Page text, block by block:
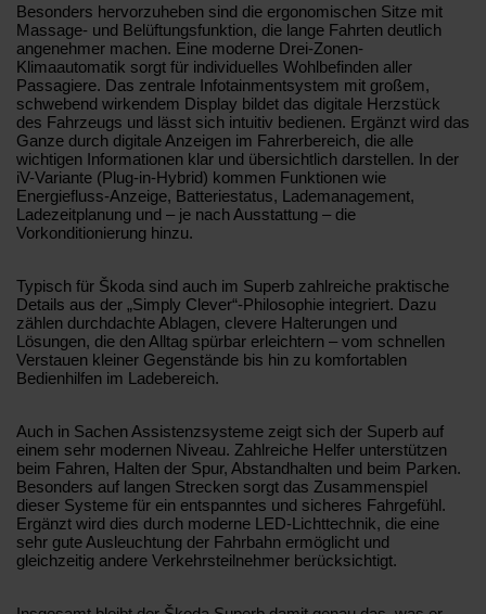
Besonders hervorzuheben sind die ergonomischen Sitze mit
Massage- und Belüftungsfunktion, die lange Fahrten deutlich
angenehmer machen. Eine moderne Drei-Zonen-
Klimaautomatik sorgt für individuelles Wohlbefinden aller
Passagiere. Das zentrale Infotainmentsystem mit großem,
schwebend wirkendem Display bildet das digitale Herzstück
des Fahrzeugs und lässt sich intuitiv bedienen. Ergänzt wird das
Ganze durch digitale Anzeigen im Fahrerbereich, die alle
wichtigen Informationen klar und übersichtlich darstellen. In der
iV-Variante (Plug-in-Hybrid) kommen Funktionen wie
Energiefluss-Anzeige, Batteriestatus, Lademanagement,
Ladezeitplanung und – je nach Ausstattung – die
Vorkonditionierung hinzu.
Typisch für Škoda sind auch im Superb zahlreiche praktische
Details aus der „Simply Clever“-Philosophie integriert. Dazu
zählen durchdachte Ablagen, clevere Halterungen und
Lösungen, die den Alltag spürbar erleichtern – vom schnellen
Verstauen kleiner Gegenstände bis hin zu komfortablen
Bedienhilfen im Ladebereich.
Auch in Sachen Assistenzsysteme zeigt sich der Superb auf
einem sehr modernen Niveau. Zahlreiche Helfer unterstützen
beim Fahren, Halten der Spur, Abstandhalten und beim Parken.
Besonders auf langen Strecken sorgt das Zusammenspiel
dieser Systeme für ein entspanntes und sicheres Fahrgefühl.
Ergänzt wird dies durch moderne LED-Lichttechnik, die eine
sehr gute Ausleuchtung der Fahrbahn ermöglicht und
gleichzeitig andere Verkehrsteilnehmer berücksichtigt.